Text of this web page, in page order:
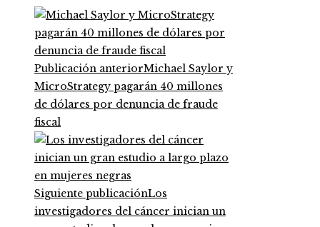
Publicación anteriorMichael Saylor y
MicroStrategy pagarán 40 millones
de dólares por denuncia de fraude
fiscal
Siguiente publicaciónLos
investigadores del cáncer inician un